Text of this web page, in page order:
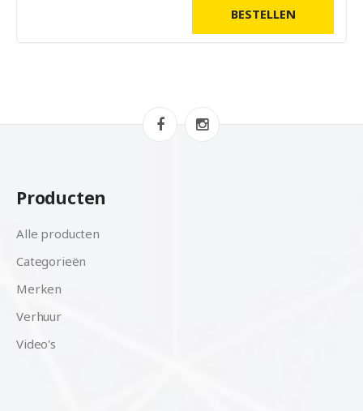
BESTELLEN
Producten
Alle producten
Categorieën
Merken
Verhuur
Video's